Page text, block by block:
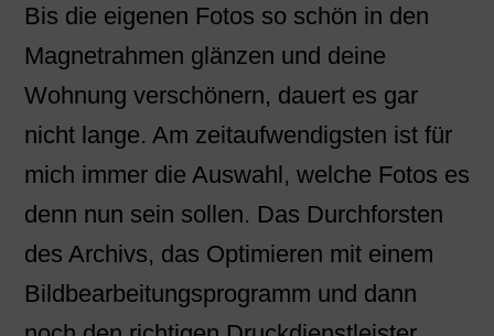
Bis die eigenen Fotos so schön in den
Magnetrahmen glänzen und deine
Wohnung verschönern, dauert es gar
nicht lange. Am zeitaufwendigsten ist für
mich immer die Auswahl, welche Fotos es
denn nun sein sollen. Das Durchforsten
des Archivs, das Optimieren mit einem
Bildbearbeitungsprogramm und dann